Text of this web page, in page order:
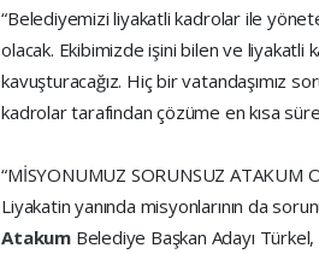
“Belediyemizi liyakatli kadrolar ile
olacak. Ekibimizde işini bilen ve liyakatli
kavuşturacağız. Hiç bir vatandaşımız
kadrolar tarafından çözüme en kısa
“MİSYONUMUZ SORUNSUZ ATAKUM
Liyakatin yanında misyonlarının da
Atakum Belediye Başkan Adayı